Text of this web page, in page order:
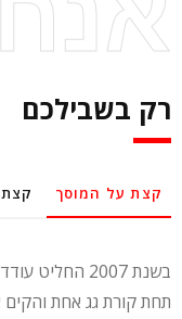
רק בשבילכם
קצת על המוסך
בשנת 2007
תחת קורת גג אחת